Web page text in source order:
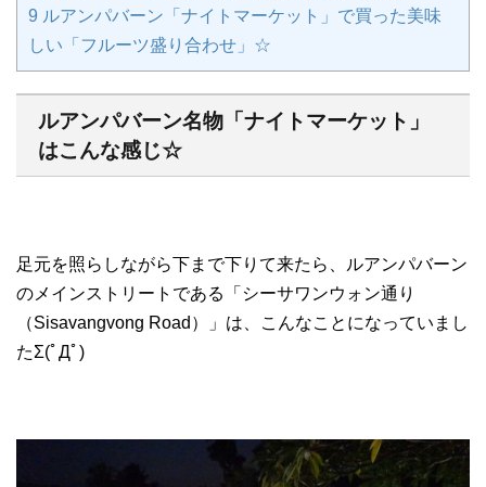
9 ルアンパバーン「ナイトマーケット」で買った美味
しい「フルーツ盛り合わせ」☆
ルアンパバーン名物「ナイトマーケット」
はこんな感じ☆
足元を照らしながら下まで下りて来たら、ルアンパバーン
のメインストリートである「シーサワンウォン通り
（Sisavangvong Road）」は、こんなことになっていまし
たΣ(ﾟДﾟ)